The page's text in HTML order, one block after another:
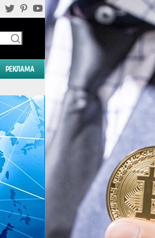
РЕКЛАМА